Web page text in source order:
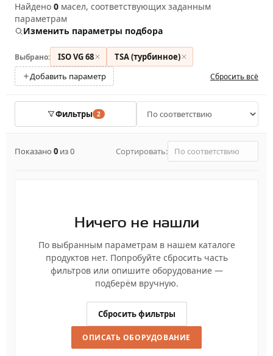
Найдено 0 масел, соответствующих заданным
параметрам
Изменить параметры подбора
Выбрано: ISO VG 68
TSA (турбинное)
Добавить параметр
Сбросить всё
Фильтры 2
Показано 0 из 0 Сортировать:
Ничего не нашли
По выбранным параметрам в нашем каталоге
продуктов нет. Попробуйте сбросить часть
фильтров или опишите оборудование —
подберём вручную.
Сбросить фильтры
ОПИСАТЬ ОБОРУДОВАНИЕ